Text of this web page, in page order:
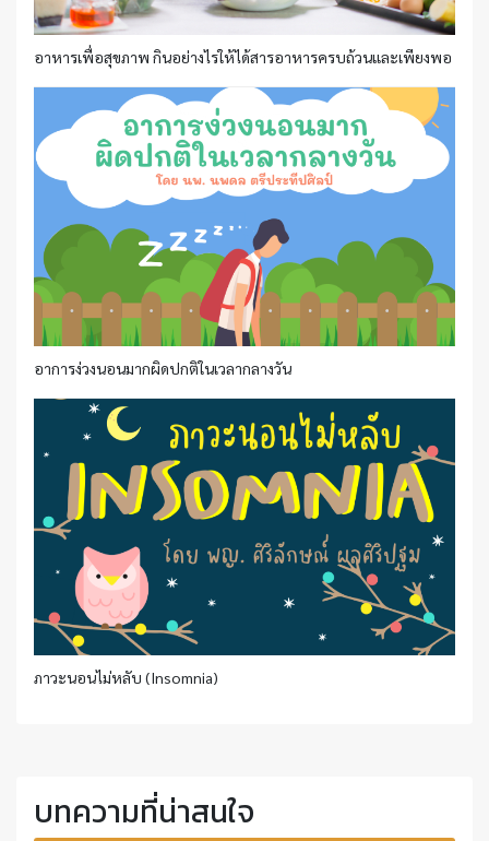
อาหารเพื่อสุขภาพ กินอย่างไรให้ได้สารอาหารครบถ้วนและเพียงพอ
อาการง่วงนอนมากผิดปกติในเวลากลางวัน
ภาวะนอนไม่หลับ (Insomnia)
บทความที่น่าสนใจ